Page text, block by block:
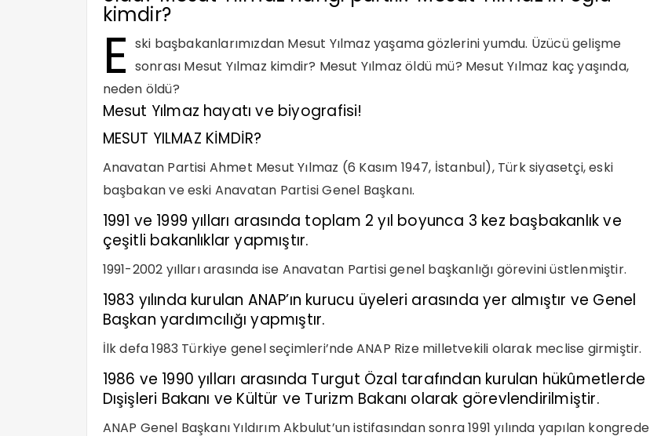
kimdir?
E ski başbakanlarımızdan Mesut Yılmaz yaşama gözlerini yumdu. Üzücü gelişme
sonrası Mesut Yılmaz kimdir? Mesut Yılmaz öldü mü? Mesut Yılmaz kaç yaşında,
neden öldü?
Mesut Yılmaz hayatı ve biyografisi!
MESUT YILMAZ KİMDİR?
Anavatan Partisi Ahmet Mesut Yılmaz (6 Kasım 1947, İstanbul), Türk siyasetçi, eski
başbakan ve eski Anavatan Partisi Genel Başkanı.
1991 ve 1999 yılları arasında toplam 2 yıl boyunca 3 kez başbakanlık ve
çeşitli bakanlıklar yapmıştır.
1991-2002 yılları arasında ise Anavatan Partisi genel başkanlığı görevini üstlenmiştir.
1983 yılında kurulan ANAP’ın kurucu üyeleri arasında yer almıştır ve Genel
Başkan yardımcılığı yapmıştır.
İlk defa 1983 Türkiye genel seçimleri’nde ANAP Rize milletvekili olarak meclise girmiştir.
1986 ve 1990 yılları arasında Turgut Özal tarafından kurulan hükûmetlerde
Dışişleri Bakanı ve Kültür ve Turizm Bakanı olarak görevlendirilmiştir.
ANAP Genel Başkanı Yıldırım Akbulut’un istifasından sonra 1991 yılında yapılan kongrede